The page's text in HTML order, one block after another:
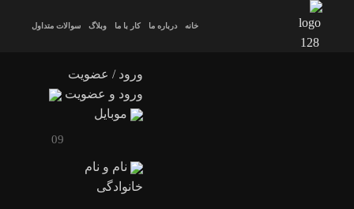
خانه درباره ما کار با ما وبلاگ سوالات متداول
ورود / عضویت
ورود و عضویت
موبایل
نام و نام
خانوادگی